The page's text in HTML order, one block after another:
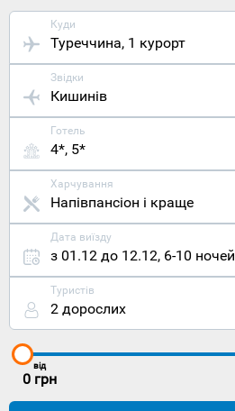
Куди
Туреччина, 1 курорт
Звідки
Кишинів
Готель
4*, 5*
Харчування
Напівпансіон і краще
Дата виїзду
з 01.12 до 12.12, 6-10 ночей
Туристів
2 дорослих
від
0 грн